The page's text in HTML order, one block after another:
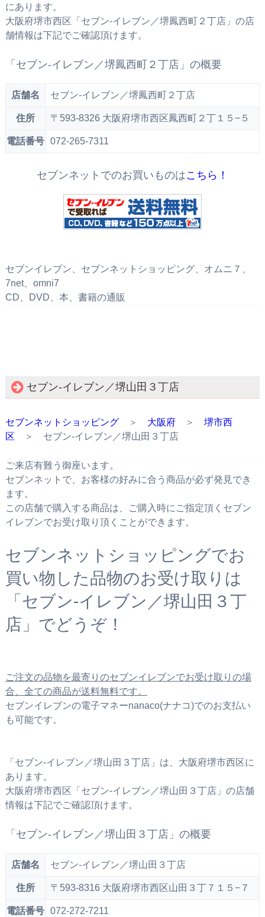
にあります。
大阪府堺市西区「セブン‐イレブン／堺鳳西町２丁店」の店
舗情報は下記でご確認頂けます。
「セブン‐イレブン／堺鳳西町２丁店」の概要
店舗名 セブン‐イレブン／堺鳳西町２丁店
住所 〒593-8326 大阪府堺市西区鳳西町２丁１５−５
電話番号 072-265-7311
セブンネットでのお買いものはこちら！
セブンイレブン、セブンネットショッピング、オムニ７、
7net、omni7
CD、DVD、本、書籍の通販
セブン‐イレブン／堺山田３丁店
セブンネットショッピング＞ 大阪府＞ 堺市西
区 ＞ セブン‐イレブン／堺山田３丁店
ご来店有難う御座います。
セブンネットで、お客様の好みに合う商品が必ず発見でき
ます。
この店舗で購入する商品は、ご購入時にご指定頂くセブン
イレブンでお受け取り頂くことができます。
セブンネットショッピングでお
買い物した品物のお受け取りは
「セブン‐イレブン／堺山田３丁
店」でどうぞ！
ご注文の品物を最寄りのセブンイレブンでお受け取りの場
合、全ての商品が送料無料です。
セブンイレブンの電子マネーnanaco(ナナコ)でのお支払い
も可能です。
「セブン‐イレブン／堺山田３丁店」は、大阪府堺市西区に
あります。
大阪府堺市西区「セブン‐イレブン／堺山田３丁店」の店舗
情報は下記でご確認頂けます。
「セブン‐イレブン／堺山田３丁店」の概要
店舗名 セブン‐イレブン／堺山田３丁店
住所 〒593-8316 大阪府堺市西区山田３丁７１５−７
電話番号 072-272-7211